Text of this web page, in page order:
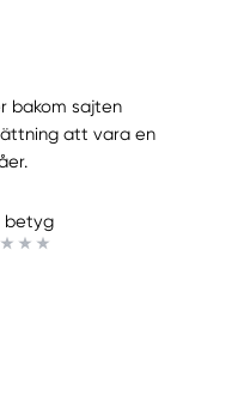
bakom sajten
att vara en